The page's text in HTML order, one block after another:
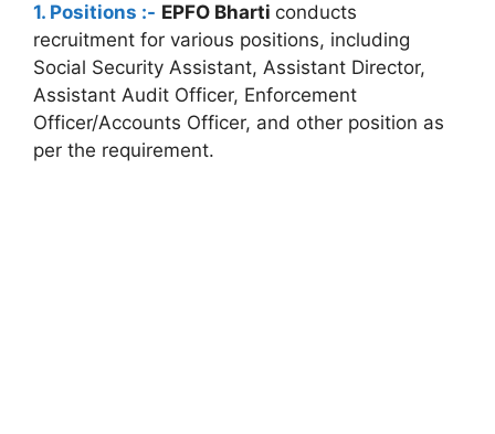
1. Positions :- EPFO Bharti conducts
recruitment for various positions, including
Social Security Assistant, Assistant Director,
Assistant Audit Officer, Enforcement
Officer/Accounts Officer, and other position as
per the requirement.